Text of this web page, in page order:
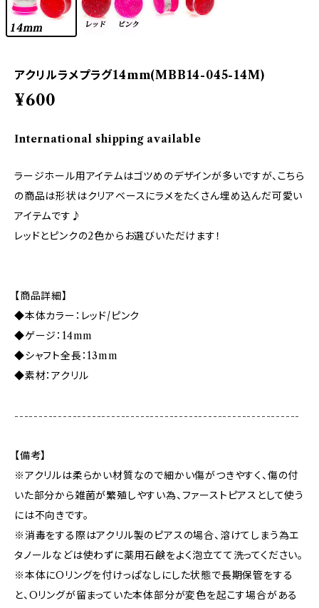
アクリルラメプラグ14mm(MBB14-045-14M)
¥600
International shipping available
ラージホール用アイテムはゴツめのデザインが多いですが、こちら
の商品は形状はクリアベースにラメをたくさん埋め込んだ可愛い
アイテムです♪
レッドとピンクの2色からお選びいただけます！
【商品詳細】
◆本体カラー：レッド/ピンク
◆ゲージ：14mm
◆シャフト全長：13mm
◆素材：アクリル
-----------------------------------------------------------
【備考】
※アクリルは柔らかい材質なので細かい傷がつきやすく、傷の付
いた部分から雑菌が繁殖しやすい為、ファーストピアスとして使う
には不向きです。
※消毒をする際はアクリル製のピアスの場合、溶けてしまう為エ
タノールなどは使わずに薬用石鹸をよく泡立てて洗ってください。
※本体にOリングを付けっぱなしにした状態で長期保管をする
と、Oリングが留まっていた本体部分が変色を起こす場合がある